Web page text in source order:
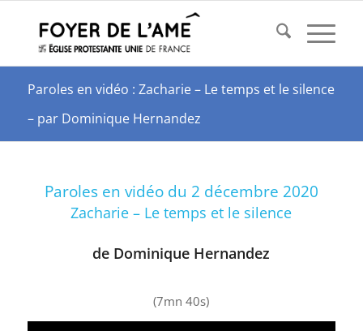
Paroles en vidéo : Zacharie – Le temps et le silence
– par Dominique Hernandez
Paroles en vidéo du 2 décembre 2020
Zacharie – Le temps et le silence
de Dominique Hernandez
(7mn 40s)